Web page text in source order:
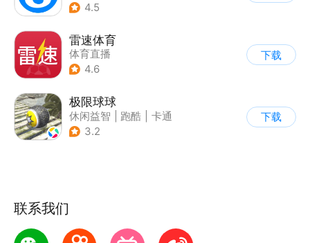
4.5
雷速体育
体育直播
4.6
下载
极限球球
休闲益智 跑酷
卡通
3.2
下载
联系我们